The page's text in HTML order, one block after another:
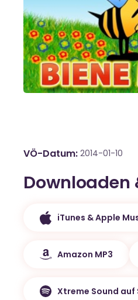
VÖ-Datum 2014-01-10
Downloaden
iTunes & Apple
Amazon MP3
Xtreme Sound